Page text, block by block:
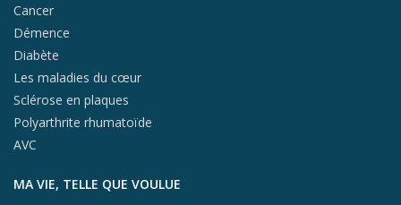
Cancer
Démence
Diabète
Les maladies du cœur
Sclérose en plaques
Polyarthrite rhumatoïde
AVC
MA VIE, TELLE QUE VOULUE